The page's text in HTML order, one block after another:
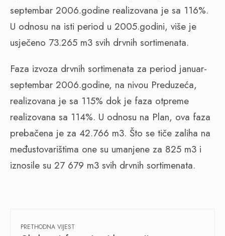
septembar 2006.godine realizovana je sa 116%.
U odnosu na isti period u 2005.godini, više je
usječeno 73.265 m3 svih drvnih sortimenata.
Faza izvoza drvnih sortimenata za period januar-
septembar 2006.godine, na nivou Preduzeća,
realizovana je sa 115% dok je faza otpreme
realizovana sa 114%. U odnosu na Plan, ova faza
prebačena je za 42.766 m3. Što se tiče zaliha na
međustovarištima one su umanjene za 825 m3 i
iznosile su 27 679 m3 svih drvnih sortimenata.
PRETHODNA VIJEST